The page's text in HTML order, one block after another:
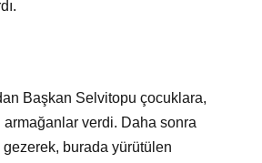
Başkan Selvitopu çocuklara,
armağanlar verdi. Daha sonra
burada yürütülen